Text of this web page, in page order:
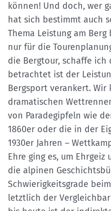
können! Und doch, wer
hat sich bestimmt auch
Thema Leistung am
nur für die
die Bergtour, schaffe ich
betrachtet ist der
Bergsport verankert. Wir
dramatischen
von Paradegipfeln wie
1860er oder die in der
1930er Jahren –
Ehre ging es, um
die alpinen
Schwierigkeitsgrade
letztlich der